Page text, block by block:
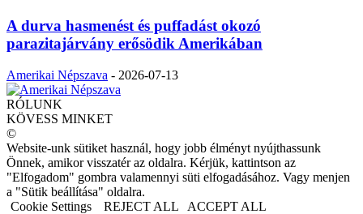
A durva hasmenést és puffadást okozó
parazitajárvány erősödik Amerikában
Amerikai Népszava - 2026-07-13
RÓLUNK
KÖVESS MINKET
©
Website-unk sütiket használ, hogy jobb élményt nyújthassunk
Önnek, amikor visszatér az oldalra. Kérjük, kattintson az
"Elfogadom" gombra valamennyi süti elfogadásához. Vagy menjen
a "Sütik beállítása" oldalra.
Cookie Settings
REJECT ALL ACCEPT ALL